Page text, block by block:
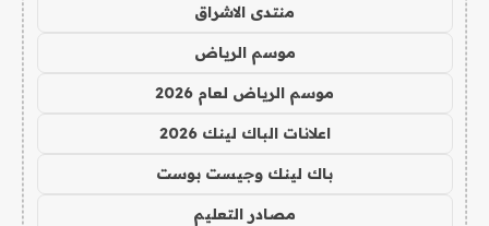
منتدى الاشراق
موسم الرياض
موسم الرياض لعام 2026
اعلانات الباك لينك 2026
باك لينك وجيست بوست
مصادر التعليم